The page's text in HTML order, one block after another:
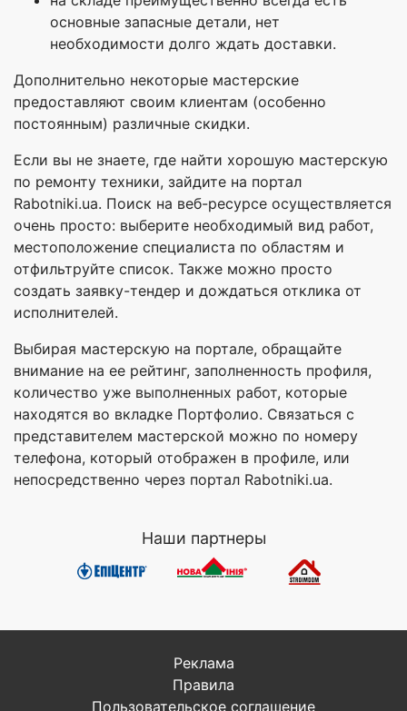
основные запасные детали, нет
необходимости долго ждать доставки.
Дополнительно некоторые мастерские
предоставляют своим клиентам (особенно
постоянным) различные скидки.
Если вы не знаете, где найти хорошую мастерскую
по ремонту техники, зайдите на портал
Rabotniki.ua. Поиск на веб-ресурсе осуществляется
очень просто: выберите необходимый вид работ,
местоположение специалиста по областям и
отфильтруйте список. Также можно просто
создать заявку-тендер и дождаться отклика от
исполнителей.
Выбирая мастерскую на портале, обращайте
внимание на ее рейтинг, заполненность профиля,
количество уже выполненных работ, которые
находятся во вкладке Портфолио. Связаться с
представителем мастерской можно по номеру
телефона, который отображен в профиле, или
непосредственно через портал Rabotniki.ua.
Наши партнеры
Реклама
Правила
Пользовательское соглашение